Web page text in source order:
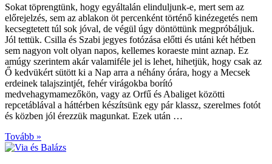
Sokat töprengtünk, hogy egyáltalán elinduljunk-e, mert sem az
előrejelzés, sem az ablakon öt percenként történő kinézegetés nem
kecsegtetett túl sok jóval, de végül úgy döntöttünk megpróbáljuk.
Jól tettük. Csilla és Szabi jegyes fotózása előtti és utáni két hétben
sem nagyon volt olyan napos, kellemes koraeste mint aznap. Ez
amúgy szerintem akár valamiféle jel is lehet, hihetjük, hogy csak az
Ő kedvükért sütött ki a Nap arra a néhány órára, hogy a Mecsek
erdeinek talajszintjét, fehér virágokba borító
medvehagymamezőkön, vagy az Orfű és Abaliget közötti
repcetáblával a háttérben készítsünk egy pár klassz, szerelmes fotót
és közben jól érezzük magunkat. Ezek után …
Tovább »